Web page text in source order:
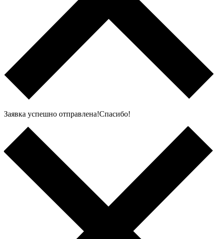
Заявка успешно отправлена!Спасибо!